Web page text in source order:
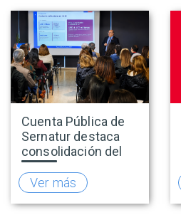
Cuenta Pública de
Sernatur destaca
consolidación del
turismo en 2025 y
presenta hoja de
ruta para fortalecer
la competitividad
Ver más